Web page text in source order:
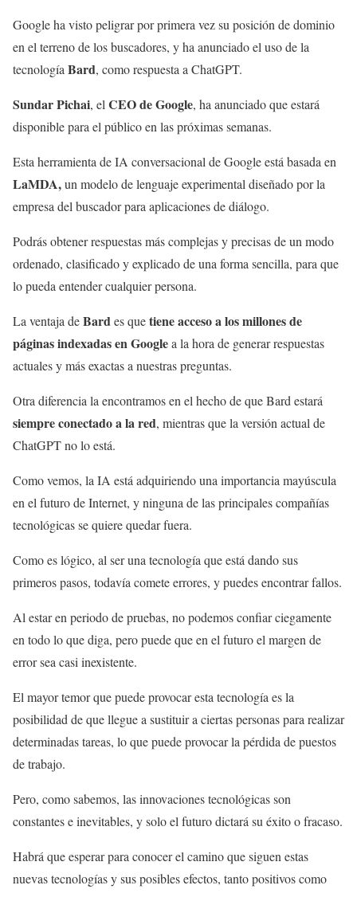
Google ha visto peligrar por primera vez su posición de dominio
en el terreno de los buscadores, y ha anunciado el uso de la
tecnología Bard, como respuesta a ChatGPT.
Sundar Pichai, el CEO de Google, ha anunciado que estará
disponible para el público en las próximas semanas.
Esta herramienta de IA conversacional de Google está basada en
LaMDA,un modelo de lenguaje experimental diseñado por la
empresa del buscador para aplicaciones de diálogo.
Podrás obtener respuestas más complejas y precisas de un modo
ordenado, clasificado y explicado de una forma sencilla, para que
lo pueda entender cualquier persona.
La ventaja deBard es quetieneacceso a los millones de
páginas indexadas en Googlea la hora de generar respuestas
actuales y más exactas a nuestras preguntas.
Otra diferencia la encontramos en el hecho de que Bard estará
siempre conectado a la red, mientras que la versión actual de
ChatGPT no lo está.
Como vemos, la IA está adquiriendo una importancia mayúscula
en el futuro de Internet, y ninguna de las principales compañías
tecnológicas se quiere quedar fuera.
Como es lógico, al ser una tecnología que está dando sus
primeros pasos, todavía comete errores, y puedes encontrar fallos.
Al estar en periodo de pruebas, no podemos confiar ciegamente
en todo lo que diga, pero puede que en el futuro el margen de
error sea casi inexistente.
El mayor temor que puede provocar esta tecnología es la
posibilidad de que llegue a sustituir a ciertas personas para realizar
determinadas tareas, lo que puede provocar la pérdida de puestos
de trabajo.
Pero, como sabemos, las innovaciones tecnológicas son
constantes e inevitables, y solo el futuro dictará su éxito o fracaso.
Habrá que esperar para conocer el camino que siguen estas
nuevas tecnologías y sus posibles efectos, tanto positivos como